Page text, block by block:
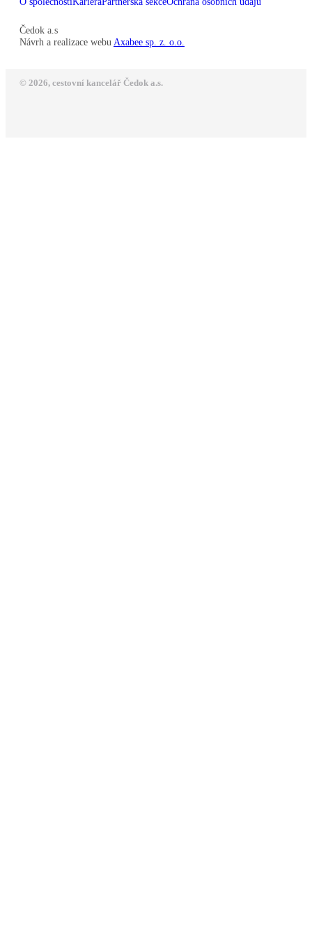
Čedok a.s
Návrh a realizace webu Axabee sp. z. o.o.
© 2026, cestovní kancelář Čedok a.s.